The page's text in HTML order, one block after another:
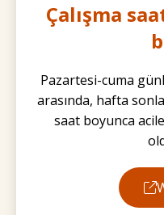
Çalışma
Pazartesi-cuma
arasında, hafta
saat boyunca